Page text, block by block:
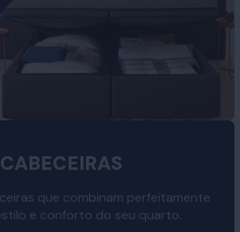
CABECEIRAS
que combinam perfeitamente
e conforto do seu quarto.